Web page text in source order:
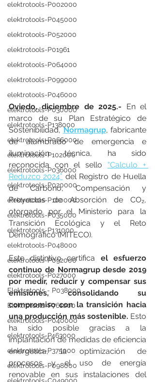
elektrotools-P002000
elektrotools-P045000
elektrotools-P052000
elektrotools-P01961
elektrotools-P064000
elektrotools-P099000
elektrotools-P046000
elektrotools-P030000
elektrotools-P138000
elektrotools-P066000
elektrotools-P102000
elektrotools-P036000
elektrotools-P020000
elektrotools-P100000
elektrotools-P035000
elektrotools-P131000
elektrotools-P048000
elektrotools-P092000
elektrotools-P027000
Elektrotools - P038000
Elektrotools-P761000
elektrotools-P040000
elektrotools-P463000
elektrotools-P375000
elektrotools-P098000
Oviedo, diciembre de 2025.- En el
marco de su Plan Estratégico de
Sostenibilidad, Normagrup, fabricante
de alumbrado de emergencia e
iluminación técnica, ha sido
reconocida con el sello “Calculo +
Reduzco 2024” del Registro de Huella
de Carbono, Compensación y
Proyectos de Absorción de CO₂,
otorgado por el Ministerio para la
Transición Ecológica y el Reto
Demográfico (MITECO).
Este distintivo certifica el esfuerzo
continuo de Normagrup desde 2019
por medir, reducir y compensar sus
emisiones, consolidando su
compromiso con la transición hacia
una producción más sostenible. Esto
ha sido posible gracias a la
implantación de medidas de eficiencia
energética, la optimización de
procesos y el uso de energía
renovable en sus instalaciones del